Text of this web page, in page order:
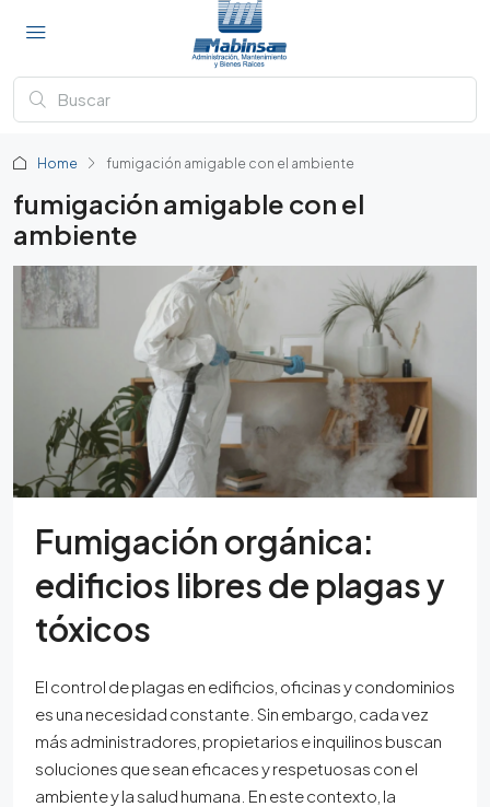
Home fumigación amigable con el ambiente
fumigación amigable con el
ambiente
Fumigación orgánica:
edificios libres de plagas y
tóxicos
El control de plagas en edificios, oficinas y condominios
es una necesidad constante. Sin embargo, cada vez
más administradores, propietarios e inquilinos buscan
soluciones que sean eficaces y respetuosas con el
ambiente y la salud humana. En este contexto, la